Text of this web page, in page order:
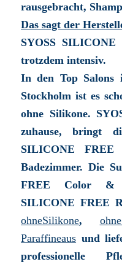
rausgebracht,
Das sagt der
SYOSS
trotzdem intensiv.
In den Top Salons
Stockholm ist es
ohne Silikone.
zuhause, bringt
SILICONE
Badezimmer. Die
FREE Color &
SILICONE FREE
ohneSilikone,
Paraffineaus und
professionelle